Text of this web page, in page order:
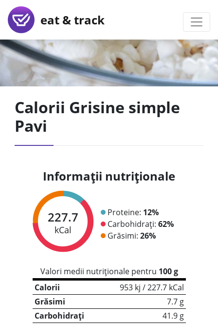
eat & track
Calorii Grisine simple
Pavi
Informații nutriționale
227.7
kCal
Proteine: 12%
Carbohidrați: 62%
Grăsimi: 26%
Valori medii nutriționale pentru 100 g
Calorii
953 kj / 227.7 kCal
Grăsimi
7.7 g
Carbohidrați
41.9 g